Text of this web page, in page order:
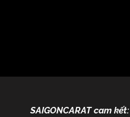
SAIGONCARAT cam kết: